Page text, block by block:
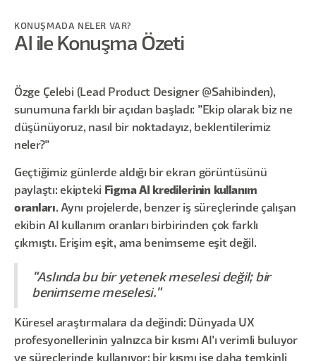
KONUŞMADA NELER VAR?
AI ile Konuşma Özeti
Özge Çelebi (Lead Product Designer @Sahibinden),
sunumuna farklı bir açıdan başladı: "Ekip olarak biz ne
düşünüyoruz, nasıl bir noktadayız, beklentilerimiz
neler?"
Geçtiğimiz günlerde aldığı bir ekran görüntüsünü
paylaştı: ekipteki
Figma AI kredilerinin kullanım
oranları. Aynı projelerde, benzer iş süreçlerinde çalışan
ekibin AI kullanım oranları birbirinden çok farklı
çıkmıştı. Erişim eşit, ama benimseme eşit değil.
"Aslında bu bir yetenek meselesi değil; bir
benimseme meselesi."
Küresel araştırmalara da değindi: Dünyada UX
profesyonellerinin yalnızca bir kısmı AI'ı verimli buluyor
ve süreçlerinde kullanıyor; bir kısmı ise daha temkinli